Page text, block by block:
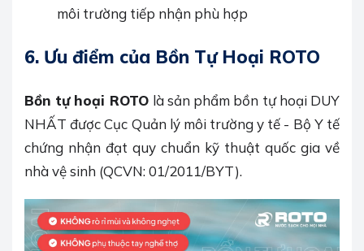
môi trường tiếp nhận phù hợp
6. Ưu điểm của Bồn Tự Hoại ROTO
Bồn tự hoại ROTO là sản phẩm bồn tự hoại DUY
NHẤT được Cục Quản lý môi trường y tế - Bộ Y tế
chứng nhận đạt quy chuẩn kỹ thuật quốc gia về
nhà vệ sinh (QCVN: 01/2011/BYT).